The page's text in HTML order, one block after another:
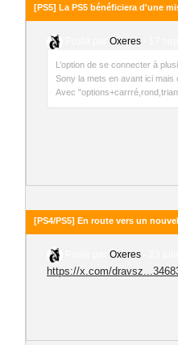
[PS5] La PS5 bénéficiera d'une
Oxeres
L’option de se connecter à
Sony la mets en avant ici mais
Avec
[PS4/PS5] En route vers un
Oxeres
https://x.com/